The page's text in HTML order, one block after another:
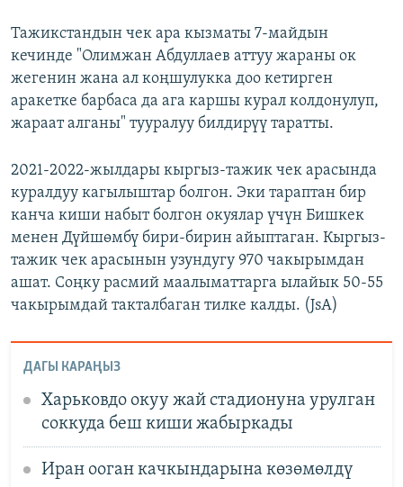
Тажикстандын чек ара кызматы 7-майдын
кечинде "Олимжан Абдуллаев аттуу жараны ок
жегенин жана ал коңшулукка доо кетирген
аракетке барбаса да ага каршы курал колдонулуп,
жараат алганы" тууралуу билдирүү таратты.
2021-2022-жылдары кыргыз-тажик чек арасында
куралдуу кагылыштар болгон. Эки тараптан бир
канча киши набыт болгон окуялар үчүн Бишкек
менен Дүйшөмбү бири-бирин айыптаган. Кыргыз-
тажик чек арасынын узундугу 970 чакырымдан
ашат. Соңку расмий маалыматтарга ылайык 50-55
чакырымдай такталбаган тилке калды. (JsA)
ДАГЫ КАРАҢЫЗ
Харьковдо окуу жай стадионуна урулган
соккуда беш киши жабыркады
Иран ооган качкындарына көзөмөлдү